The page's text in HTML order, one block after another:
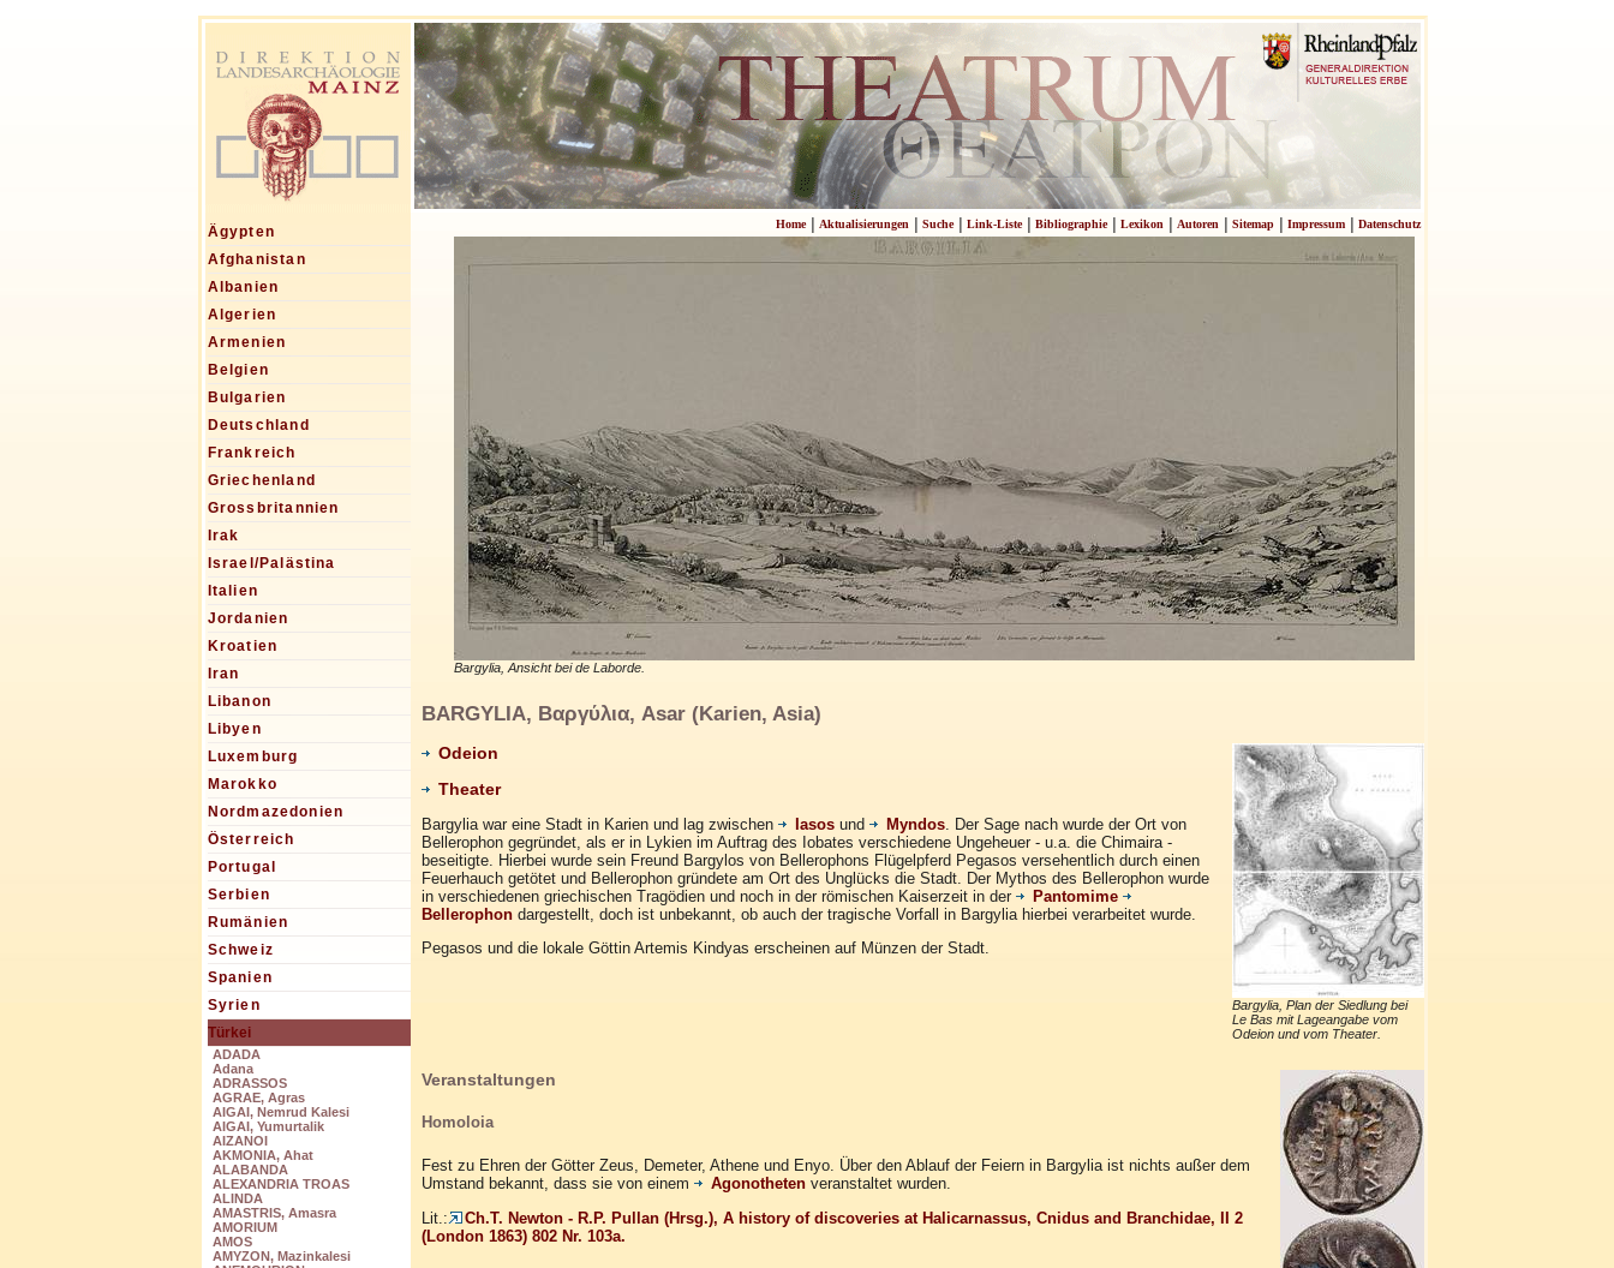
Ägypten
Afghanistan
Albanien
Algerien
Armenien
Belgien
Bulgarien
Deutschland
Frankreich
Griechenland
Grossbritannien
Irak
Israel/Palästina
Italien
Jordanien
Kroatien
Iran
Libanon
Libyen
Luxemburg
Marokko
Nordmazedonien
Österreich
Portugal
Serbien
Rumänien
Schweiz
Spanien
Syrien
Türkei
ADADA
Adana
ADRASSOS
AGRAE, Agras
AIGAI, Nemrud Kalesi
AIGAI, Yumurtalik
AIZANOI
AKMONIA, Ahat
ALABANDA
ALEXANDRIA TROAS
ALINDA
AMASTRIS, Amasra
AMORIUM
AMOS
AMYZON, Mazinkalesi
Home| Aktualisierungen| Suche| Link-Liste| Bibliographie| Lexikon| Autoren| Sitemap| Impressum| Datenschutz
Bargylia, Ansicht bei de Laborde.
BARGYLIA, Βαργύλια, Asar (Karien, Asia)
Bargylia, Plan der Siedlung bei
Le Bas mit Lageangabe vom
Odeion und vom Theater.
Odeion
Theater
Bargylia war eine Stadt in Karien und lag zwischen Iasosund Myndos. Der Sage nach wurde der Ort von
Bellerophon gegründet, als er in Lykien im Auftrag des Iobates verschiedene Ungeheuer - u.a. die Chimaira -
beseitigte. Hierbei wurde sein Freund Bargylos von Bellerophons Flügelpferd Pegasos versehentlich durch einen
Feuerhauch getötet und Bellerophon gründete am Ort des Unglücks die Stadt. Der Mythos des Bellerophon wurde
in verschiedenen griechischen Tragödien und noch in der römischen Kaiserzeit in der
Pantomime
Bellerophon dargestellt, doch ist unbekannt, ob auch der tragische Vorfall in Bargylia hierbei verarbeitet wurde.
Pegasos und die lokale Göttin Artemis Kindyas erscheinen auf Münzen der Stadt.
Veranstaltungen
Homoloia
Fest zu Ehren der Götter Zeus, Demeter, Athene und Enyo. Über den Ablauf der Feiern in Bargylia ist nichts außer dem
Umstand bekannt, dass sie von einem
Agonotheten veranstaltet wurden.
Lit.:
Ch.T. Newton - R.P. Pullan (Hrsg.), A history of discoveries at Halicarnassus, Cnidus and Branchidae, II 2
(London 1863) 802 Nr. 103a.